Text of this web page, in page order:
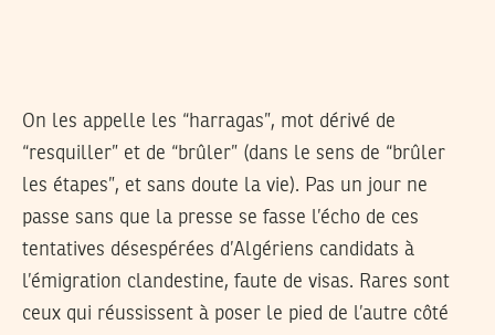
On les appelle les “harragas”, mot dérivé de
“resquiller” et de “brûler” (dans le sens de “brûler
les étapes”, et sans doute la vie). Pas un jour ne
passe sans que la presse se fasse l’écho de ces
tentatives désespérées d’Algériens candidats à
l’émigration clandestine, faute de visas. Rares sont
ceux qui réussissent à poser le pied de l’autre côté